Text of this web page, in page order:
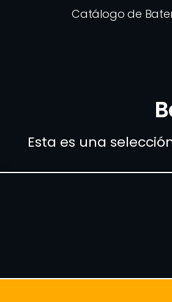
Catálogo de
Esta es una